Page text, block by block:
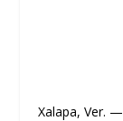
Xalapa, Ver. —